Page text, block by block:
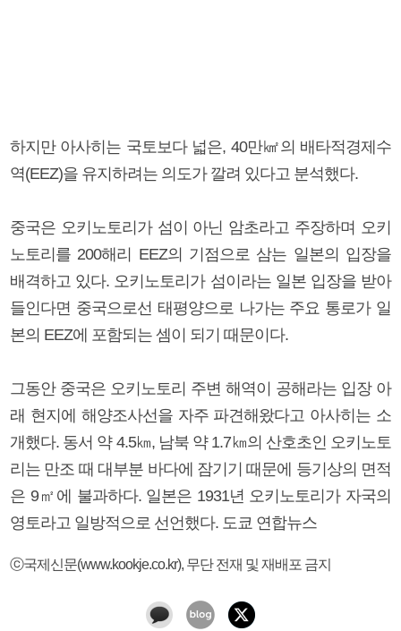
하지만 아사히는 국토보다 넓은, 40만㎢의 배타적경제수
역(EEZ)을 유지하려는 의도가 깔려 있다고 분석했다.
중국은 오키노토리가 섬이 아닌 암초라고 주장하며 오키
노토리를 200해리 EEZ의 기점으로 삼는 일본의 입장을
배격하고 있다. 오키노토리가 섬이라는 일본 입장을 받아
들인다면 중국으로선 태평양으로 나가는 주요 통로가 일
본의 EEZ에 포함되는 셈이 되기 때문이다.
그동안 중국은 오키노토리 주변 해역이 공해라는 입장 아
래 현지에 해양조사선을 자주 파견해왔다고 아사히는 소
개했다. 동서 약 4.5㎞, 남북 약 1.7㎞의 산호초인 오키노토
리는 만조 때 대부분 바다에 잠기기 때문에 등기상의 면적
은 9㎡에 불과하다. 일본은 1931년 오키노토리가 자국의
영토라고 일방적으로 선언했다. 도쿄 연합뉴스
ⓒ국제신문(www.kookje.co.kr), 무단 전재 및 재배포 금지